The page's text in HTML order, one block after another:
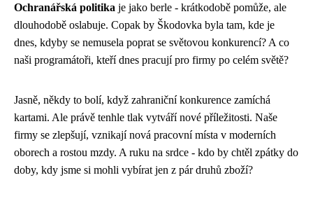
Ochranářská politika je jako berle - krátkodobě pomůže, ale
dlouhodobě oslabuje. Copak by Škodovka byla tam, kde je
dnes, kdyby se nemusela poprat se světovou konkurencí? A co
naši programátoři, kteří dnes pracují pro firmy po celém světě?
Jasně, někdy to bolí, když zahraniční konkurence zamíchá
kartami. Ale právě tenhle tlak vytváří nové příležitosti. Naše
firmy se zlepšují, vznikají nová pracovní místa v moderních
oborech a rostou mzdy. A ruku na srdce - kdo by chtěl zpátky do
doby, kdy jsme si mohli vybírat jen z pár druhů zboží?